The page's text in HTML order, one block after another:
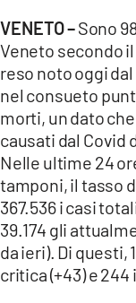
VENETO –Sono
Veneto secondo
reso noto oggi
nel consueto
morti, un dato
causati dal Covid
Nelle ultime 24
tamponi, il tasso
367.536 i casi
39.174 gli
da ieri). Di questi,
critica (+43) e